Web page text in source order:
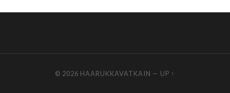
© 2026 HAARUKKAVATKAIN — UP ↑